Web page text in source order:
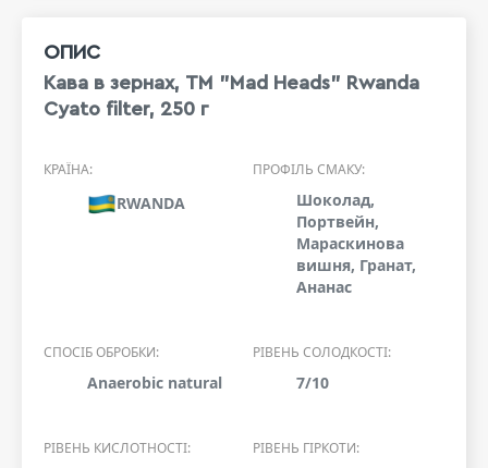
ОПИС
Кава в зернах, ТМ "Mad Heads" Rwanda
Cyato filter, 250 г
КРАЇНА:
RWANDA
ПРОФІЛЬ СМАКУ:
Шоколад,
Портвейн,
Мараскинова
вишня, Гранат,
Ананас
СПОСІБ ОБРОБКИ:
Anaerobic natural
РІВЕНЬ СОЛОДКОСТІ:
7/10
РІВЕНЬ КИСЛОТНОСТІ: РІВЕНЬ ГІРКОТИ: